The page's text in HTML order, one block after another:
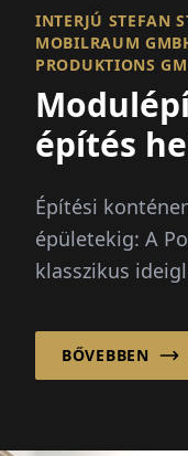
INTERJÚ STEFAN
MOBILRAUM
PRODUKTIONS
építés
Építési
épületekig: A
klasszikus
BŐVEBBEN